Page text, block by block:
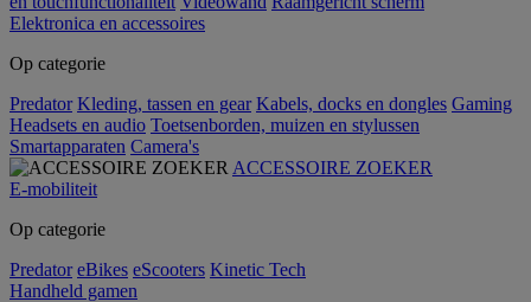
Elektronica en accessoires
Op categorie
Predator Kleding, tassen en gear Kabels, docks en dongles Gaming
Headsets en audio Toetsenborden, muizen en stylussen
Smartapparaten Camera's
ACCESSOIRE ZOEKER
E-mobiliteit
Op categorie
Predator eBikes eScooters Kinetic Tech
Handheld gamen